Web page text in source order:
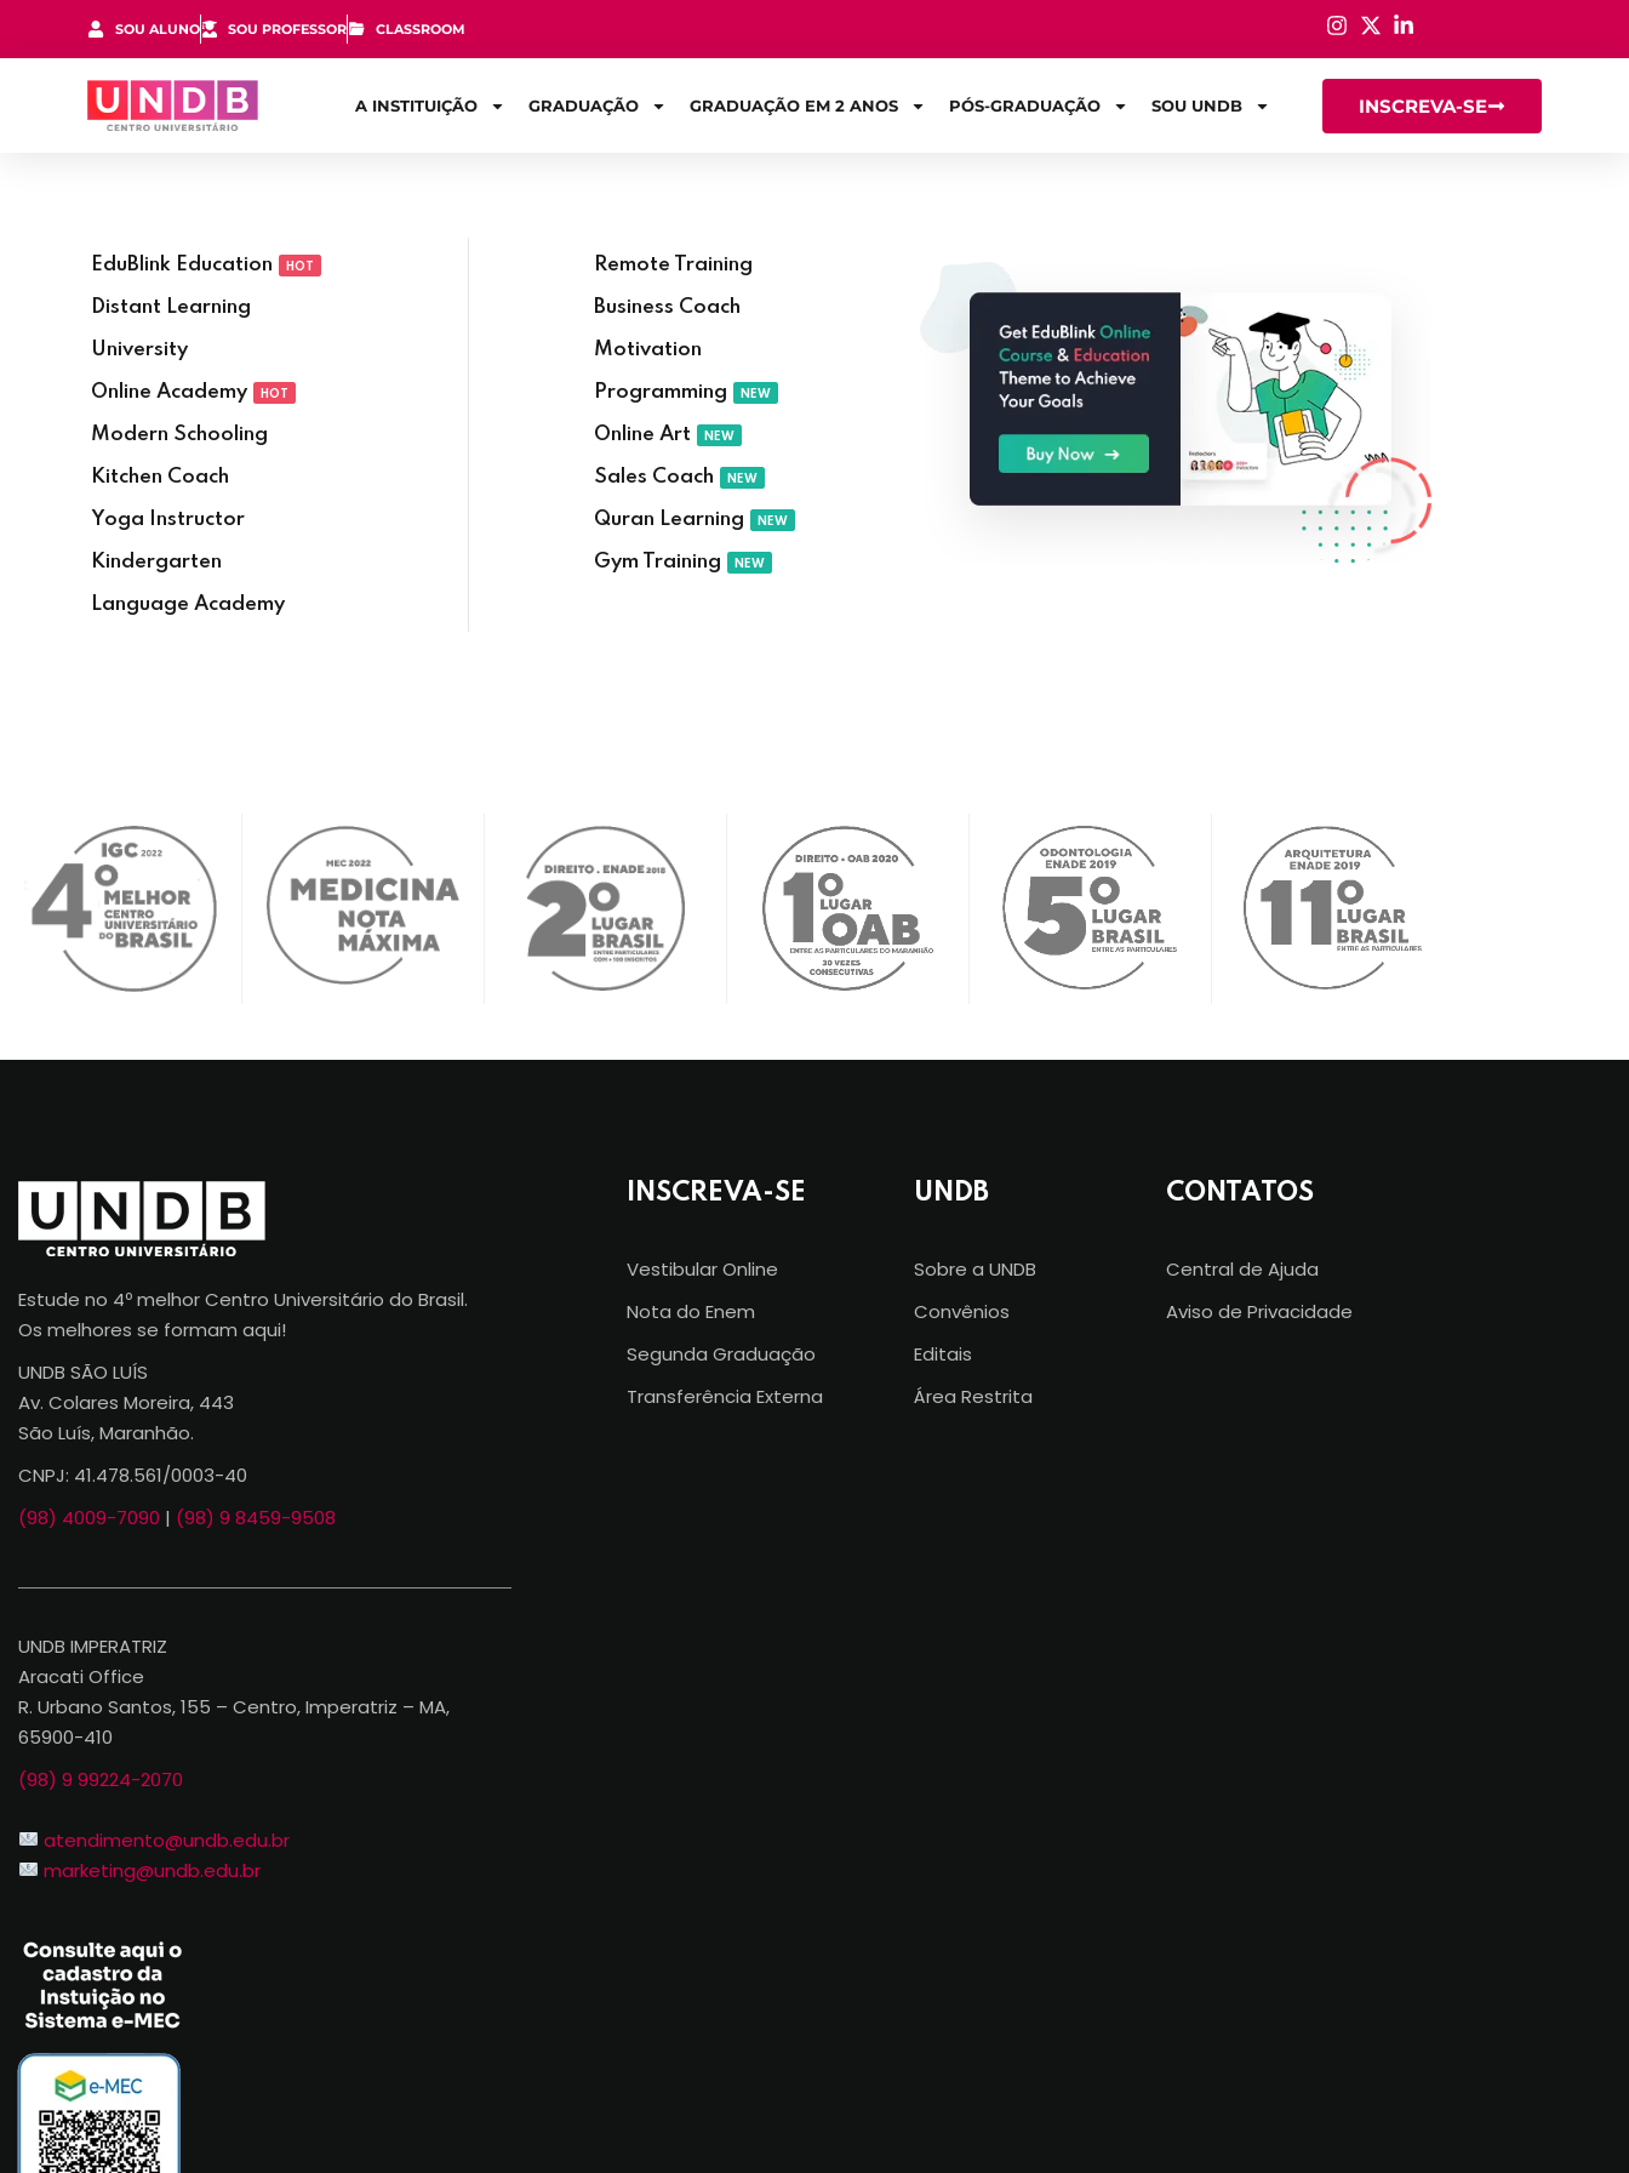
SOU ALUNO SOU PROFESSOR CLASSROOM
A INSTITUIÇÃO GRADUAÇÃO GRADUAÇÃO EM 2 ANOS PÓS-GRADUAÇÃO SOU UNDB INSCREVA-SE
EduBlink Education HOT
Distant Learning
University
Online Academy HOT
Modern Schooling
Kitchen Coach
Yoga Instructor
Kindergarten
Language Academy
Remote Training
Business Coach
Motivation
Programming NEW
Online Art NEW
Sales Coach NEW
Quran Learning NEW
Gym Training NEW
Estude no 4º melhor Centro Universitário do Brasil.
Os melhores se formam aqui!
UNDB SÃO LUÍS
Av. Colares Moreira, 443
São Luís, Maranhão.
CNPJ: 41.478.561/0003-40
(98) 4009-7090 | (98) 9 8459-9508
UNDB IMPERATRIZ
Aracati Office
R. Urbano Santos, 155 – Centro, Imperatriz – MA,
65900-410
(98) 9 99224-2070
atendimento@undb.edu.br
marketing@undb.edu.br
INSCREVA-SE
Vestibular Online
Nota do Enem
Segunda Graduação
Transferência Externa
UNDB
Sobre a UNDB
Convênios
Editais
Área Restrita
CONTATOS
Central de Ajuda
Aviso de Privacidade
Sign in
Remember me